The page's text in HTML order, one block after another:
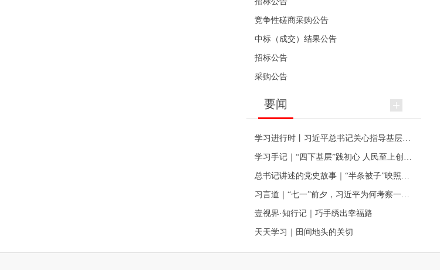
竞争性磋商采购公告
中标（成交）结果公告
招标公告
采购公告
要闻
壹视界·知行记｜巧手绣出幸福路
天天学习｜田间地头的关切